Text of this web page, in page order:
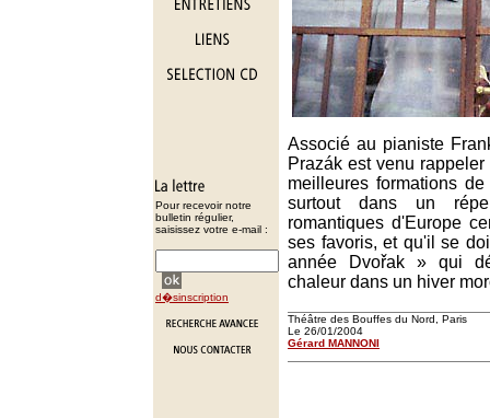
Pour recevoir notre
bulletin régulier,
saisissez votre e-mail :
d�sinscription
Associé au pianiste
Prazák est venu
meilleures formations
surtout dans un
romantiques d'Europe
ses favoris, et qu'il se
année Dvořak » qui
chaleur dans un hiver
Théâtre des Bouffes du Nord, Paris
Le 26/01/2004
Gérard MANNONI